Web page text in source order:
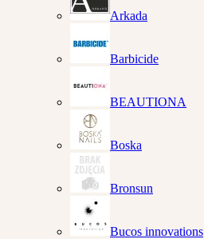
Arkada
Barbicide
BEAUTIONA
Boska
Bronsun
Bucos innovations